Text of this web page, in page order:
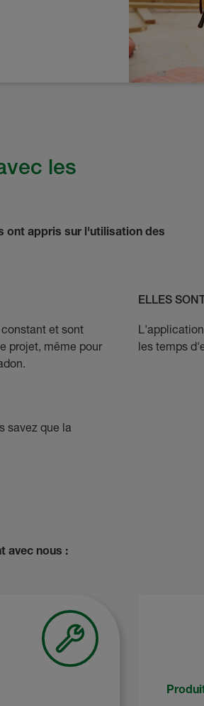
les
ont appris sur l'utilisation des
et sont
projet, même pour
ELLES
les temps
savez que la
avec nous :